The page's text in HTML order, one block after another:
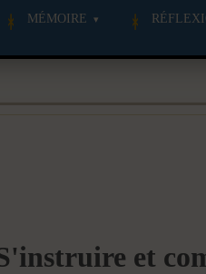
MÉMOIRE
et